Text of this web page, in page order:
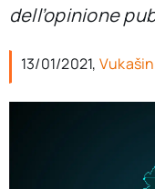
Ita
dell’opinione
13/01/2021,